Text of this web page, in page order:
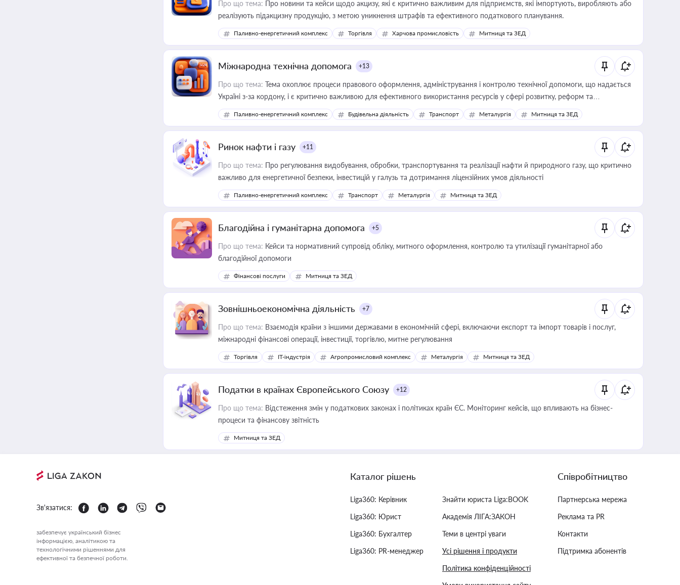
Про що тема: Про новини та кейси щодо акцизу, які є критично важливим для підприємств, які імпортують, виробляють або
реалізують підакцизну продукцію, з метою уникнення штрафів та ефективного податкового планування.
Паливно-енергетичний комплекс Торгівля Харчова промисловість Митниця та ЗЕД
Міжнародна технічна допомога +13
Про що тема: Тема охоплює процеси правового оформлення, адміністрування і контролю технічної допомоги, що надається
Україні з-за кордону, і є критично важливою для ефективного використання ресурсів у сфері розвитку, реформ та
інфраструктурних проєктів
Паливно-енергетичний комплекс Будівельна діяльність Транспорт Металургія Митниця та ЗЕД
Ринок нафти і газу +11
Про що тема: Про регулювання видобування, обробки, транспортування та реалізації нафти й природного газу, що критично
важливо для енергетичної безпеки, інвестицій у галузь та дотримання ліцензійних умов діяльності
Паливно-енергетичний комплекс Транспорт Металургія Митниця та ЗЕД
Благодійна і гуманітарна допомога +5
Про що тема: Кейси та нормативний супровід обліку, митного оформлення, контролю та утилізації гуманітарної або
благодійної допомоги
Фінансові послуги Митниця та ЗЕД
Зовнішньоекономічна діяльність +7
Про що тема: Взаємодія країни з іншими державами в економічній сфері, включаючи експорт та імпорт товарів і послуг,
міжнародні фінансові операції, інвестиції, торгівлю, митне регулювання
Торгівля IT-індустрія Агропромисловий комплекс Металургія Митниця та ЗЕД
Податки в країнах Європейського Союзу +12
Про що тема: Відстеження змін у податкових законах і політиках країн ЄС. Моніторинг кейсів, що впливають на бізнес-
процеси та фінансову звітність
Митниця та ЗЕД
Зв'язатися:
забезпечує український бізнес
інформацією, аналітикою та
технологічними рішеннями для
ефективної та безпечної роботи.
Каталог рішень
Liga360: Керівник
Liga360: Юрист
Liga360: Бухгалтер
Liga360: PR-менеджер
Знайти юриста Liga:BOOK
Академія ЛІГА:ЗАКОН
Теми в центрі уваги
Усі рішення і продукти
Політика конфіденційності
Співробітництво
Партнерська мережа
Реклама та PR
Контакти
Підтримка абонентів